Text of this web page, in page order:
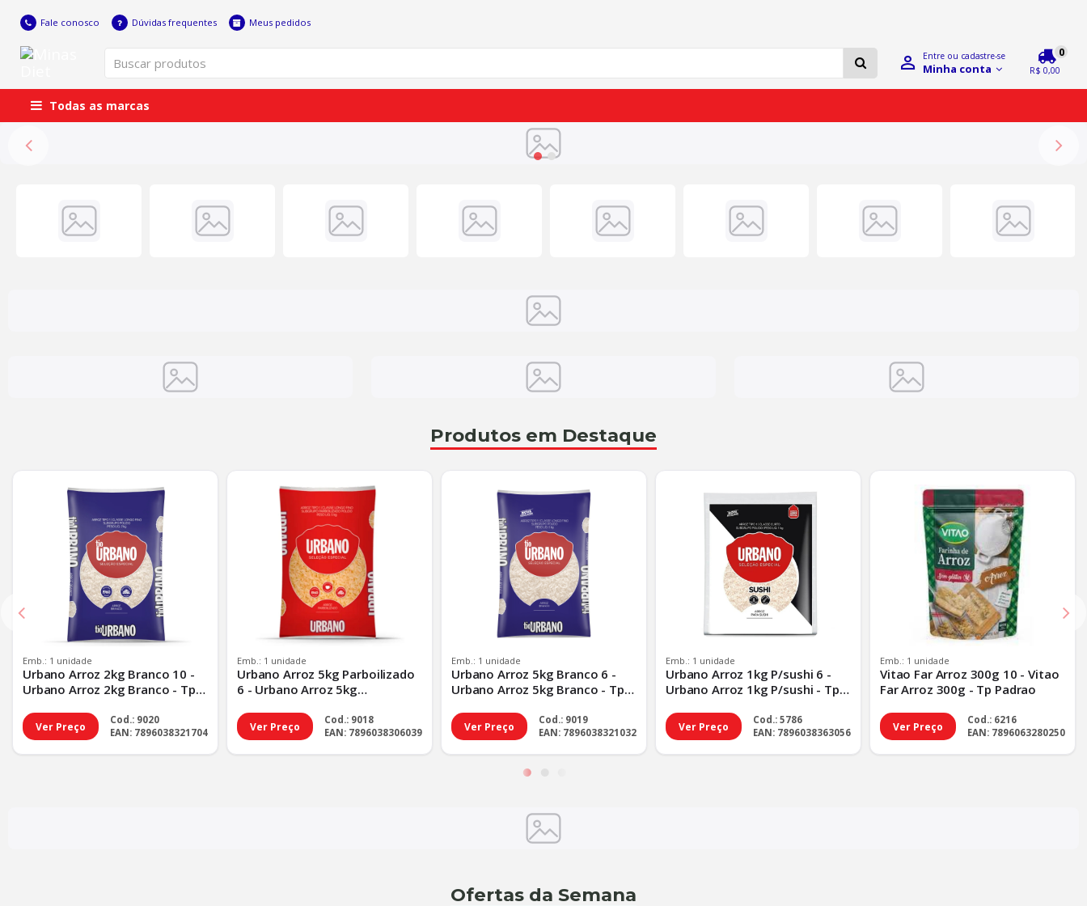
Fale conosco Dúvidas frequentes Meus pedidos
Entre ou cadastre-se
Minha conta R$ 0,00
0
Todas as marcas
Produtos em Destaque
Emb.: 1 unidade
Urbano Arroz 2kg Branco 10 -
Urbano Arroz 2kg Branco - Tp
Ver Preço
Cod.: 9020
EAN: 7896038321704
Emb.: 1 unidade
Urbano Arroz 5kg Parboilizado
6 - Urbano Arroz 5kg
Ver Preço
Cod.: 9018
EAN: 7896038306039
Emb.: 1 unidade
Urbano Arroz 5kg Branco 6 -
Urbano Arroz 5kg Branco - Tp
Ver Preço
Cod.: 9019
EAN: 7896038321032
Emb.: 1 unidade
Urbano Arroz 1kg P/sushi 6 -
Urbano Arroz 1kg P/sushi - Tp
Ver Preço
Cod.: 5786
EAN: 7896038363056
Emb.: 1 unidade
Vitao Far Arroz 300g 10 - Vitao
Far Arroz 300g - Tp Padrao
Ver Preço
Cod.: 6216
EAN: 7896063280250
Ofertas da Semana